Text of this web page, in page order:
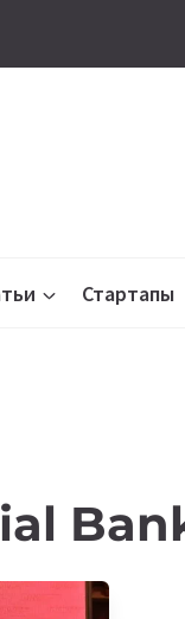
Стартапы